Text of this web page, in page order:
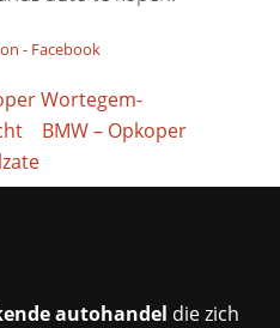
- Facebook
Wortegem-
BMW – Opkoper
autohandel die zich